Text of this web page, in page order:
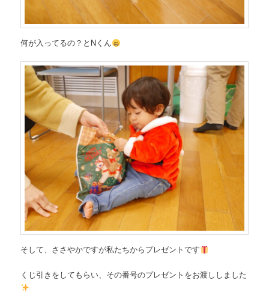
何が入ってるの？とNくん
そして、ささやかですが私たちからプレゼントです
くじ引きをしてもらい、その番号のプレゼントをお渡ししました